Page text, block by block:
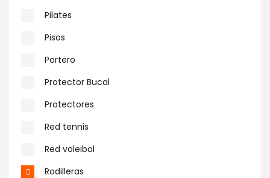
Pilates
Pisos
Portero
Protector Bucal
Protectores
Red tennis
Red voleibol
Rodilleras